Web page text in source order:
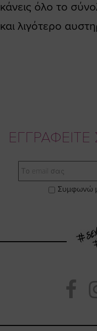
κάνεις όλο το
και λιγότερο
ΕΓΓΡΑΦΕΙΤΕ
Email
Συμφωνώ